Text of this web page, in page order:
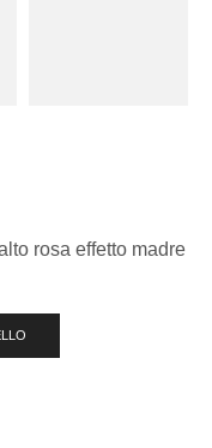
rosa effetto madre